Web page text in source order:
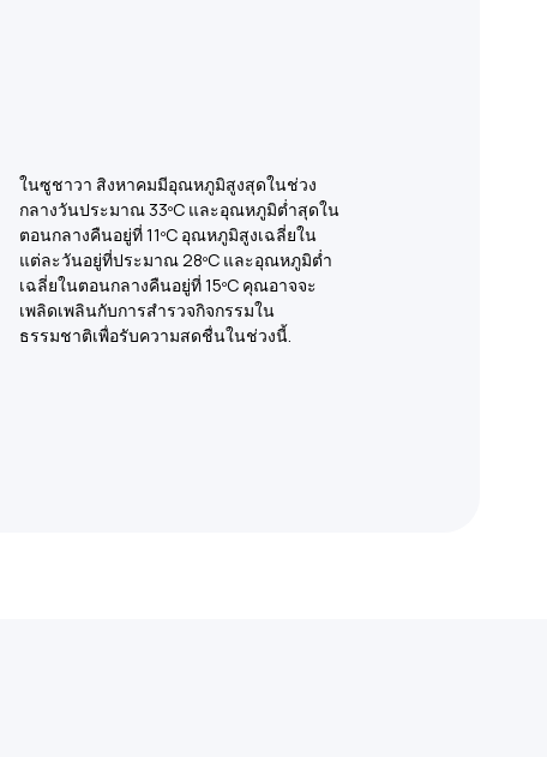
ในซูชาวา สิงหาคมมีอุณหภูมิสูงสุดในช่วง
กลางวันประมาณ 33ºC และอุณหภูมิต่ำสุดใน
ตอนกลางคืนอยู่ที่ 11ºC อุณหภูมิสูงเฉลี่ยใน
แต่ละวันอยู่ที่ประมาณ 28ºC และอุณหภูมิต่ำ
เฉลี่ยในตอนกลางคืนอยู่ที่ 15ºC คุณอาจจะ
เพลิดเพลินกับการสำรวจกิจกรรมใน
ธรรมชาติเพื่อรับความสดชื่นในช่วงนี้.